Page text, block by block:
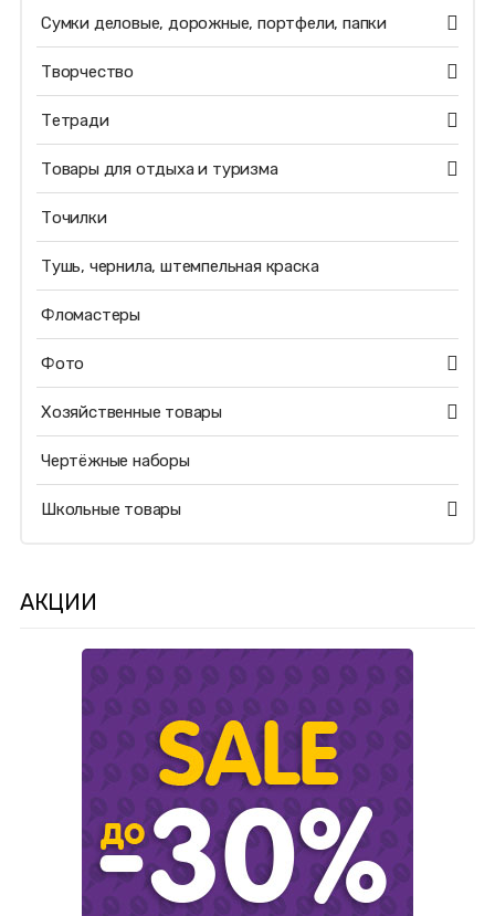
Сумки деловые, дорожные, портфели, папки
Творчество
Тетради
Товары для отдыха и туризма
Точилки
Тушь, чернила, штемпельная краска
Фломастеры
Фото
Хозяйственные товары
Чертёжные наборы
Школьные товары
АКЦИИ